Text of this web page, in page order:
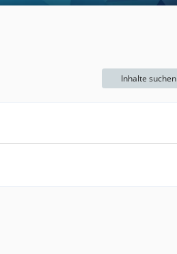
Inhalte suchen